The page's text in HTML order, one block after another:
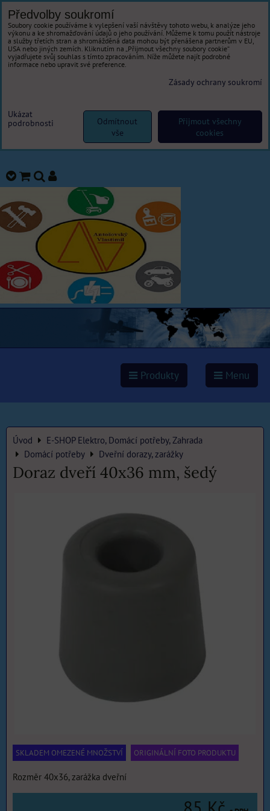
Produkty Menu
Úvod
E-SHOP Elektro, Domácí potřeby, Zahrada
Domácí potřeby
Dveřní dorazy, zarážky
Doraz dveří 40x36 mm, šedý
SKLADEM OMEZENÉ MNOŽSTVÍ ORIGINÁLNÍ FOTO PRODUKTU
Rozměr 40x36, zarážka dveřní
Předvolby soukromí
Soubory cookie používáme k vylepšení vaší návštěvy tohoto webu, k analýze jeho
výkonu a ke shromažďování údajů o jeho používání. Můžeme k tomu použít nástroje
a služby třetích stran a shromážděná data mohou být přenášena partnerům v EU,
USA nebo jiných zemích. Kliknutím na „Přijmout všechny soubory cookie“
vyjadřujete svůj souhlas s tímto zpracováním. Níže můžete najít podrobné
informace nebo upravit své preference.
Zásady ochrany soukromí
Ukázat
podrobnosti
Přijmout všechny
cookies
Odmítnout
vše